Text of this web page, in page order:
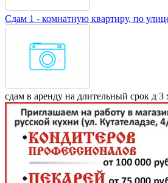
Сдам 1 - комнатную квартиру, по
сдам в аренду на длительный срок д